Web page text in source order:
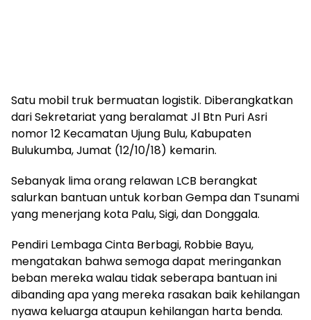
Satu mobil truk bermuatan logistik. Diberangkatkan
dari Sekretariat yang beralamat Jl Btn Puri Asri
nomor 12 Kecamatan Ujung Bulu, Kabupaten
Bulukumba, Jumat (12/10/18) kemarin.
Sebanyak lima orang relawan LCB berangkat
salurkan bantuan untuk korban Gempa dan Tsunami
yang menerjang kota Palu, Sigi, dan Donggala.
Pendiri Lembaga Cinta Berbagi, Robbie Bayu,
mengatakan bahwa semoga dapat meringankan
beban mereka walau tidak seberapa bantuan ini
dibanding apa yang mereka rasakan baik kehilangan
nyawa keluarga ataupun kehilangan harta benda.